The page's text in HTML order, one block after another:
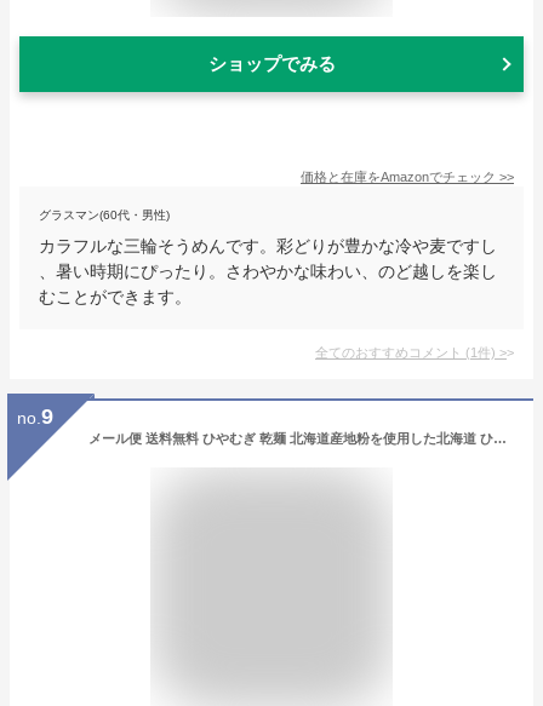
ショップでみる
価格と在庫をAmazonでチェック >>
グラスマン(60代・男性)
カラフルな三輪そうめんです。彩どりが豊かな冷や麦ですし
、暑い時期にぴったり。さわやかな味わい、のど越しを楽し
むことができます。
全てのおすすめコメント (1件) >
no. 9
メール便 送料無料 ひやむぎ 乾麺 北海道産地粉を使用した北海道 ひやむぎ 200 g×5束 価格 800 円 北海道の小麦 使用 ひやむぎ かんめん「 ポイント 800 クーポン 」